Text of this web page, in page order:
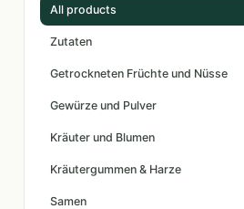
All products
Zutaten
Getrockneten Früchte und Nüsse
Gewürze und Pulver
Kräuter und Blumen
Kräutergummen & Harze
Samen